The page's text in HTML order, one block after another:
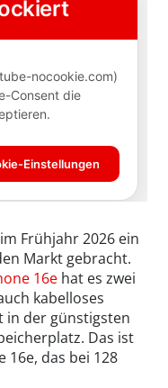
Frühjahr 2026 ein
Markt gebracht.
16e hat es zwei
kabelloses
in der günstigsten
Das ist
16e, das bei 128